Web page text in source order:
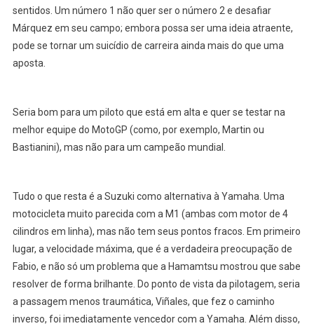
sentidos. Um número 1 não quer ser o número 2 e desafiar
Márquez em seu campo; embora possa ser uma ideia atraente,
pode se tornar um suicídio de carreira ainda mais do que uma
aposta.
Seria bom para um piloto que está em alta e quer se testar na
melhor equipe do MotoGP (como, por exemplo, Martin ou
Bastianini), mas não para um campeão mundial.
Tudo o que resta é a Suzuki como alternativa à Yamaha. Uma
motocicleta muito parecida com a M1 (ambas com motor de 4
cilindros em linha), mas não tem seus pontos fracos. Em primeiro
lugar, a velocidade máxima, que é a verdadeira preocupação de
Fabio, e não só um problema que a Hamamtsu mostrou que sabe
resolver de forma brilhante. Do ponto de vista da pilotagem, seria
a passagem menos traumática, Viñales, que fez o caminho
inverso, foi imediatamente vencedor com a Yamaha. Além disso,